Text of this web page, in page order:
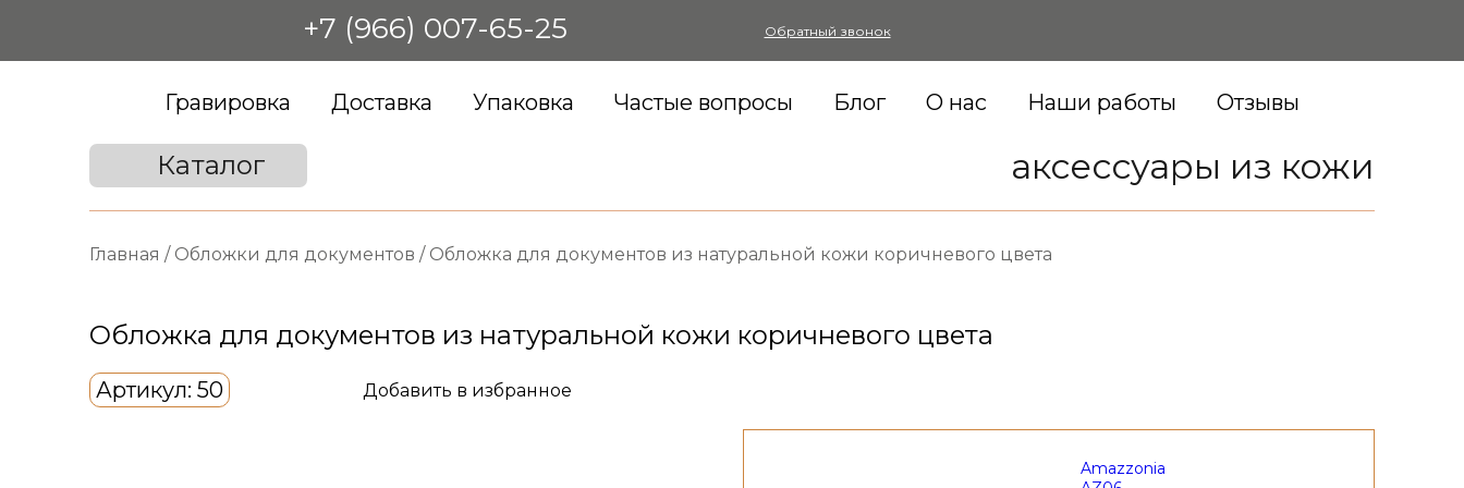
+7 (966) 007-65-25 Обратный звонок
Гравировка Доставка Упаковка Частые вопросы Блог О нас Наши работы Отзывы
Каталог аксессуары из кожи
Главная / Обложки для документов / Обложка для документов из натуральной кожи коричневого цвета
Обложка для документов из натуральной кожи коричневого цвета
Артикул: 50 Добавить в избранное
Amazzonia